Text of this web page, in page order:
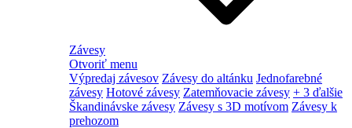
Závesy
Otvoriť menu
Výpredaj závesov Závesy do altánku Jednofarebné
závesy Hotové závesy Zatemňovacie závesy + 3 ďalšie
Škandinávske závesy Závesy s 3D motívom Závesy k
prehozom